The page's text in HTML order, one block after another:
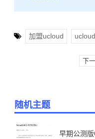
加盟ucloud
下
随机主题
早期公测